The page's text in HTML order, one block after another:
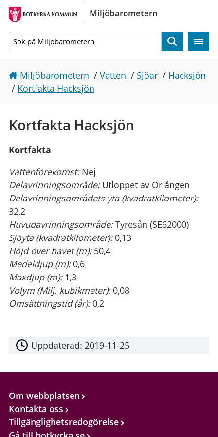
Gå direkt till sidans innehåll
Miljöbarometern
Sök
Miljöbarometern / Vatten / Sjöar / Hacksjön
/ Kortfakta Hacksjön
Kortfakta Hacksjön
Kortfakta
Vattenförekomst:Nej
Delavrinningsområde:Utloppet av Orlången
Delavrinningsområdets yta (kvadratkilometer):
32,2
Huvudavrinningsområde:Tyresån (SE62000)
Sjöyta (kvadratkilometer):0,13
Höjd över havet (m):50,4
Medeldjup (m):0,6
Maxdjup (m):1,3
Volym (Milj. kubikmeter):0,08
Omsättningstid (år):0,2
Uppdaterad:2019-11-25
Om webbplatsen
Kontakta oss
Tillgänglighetsredogörelse